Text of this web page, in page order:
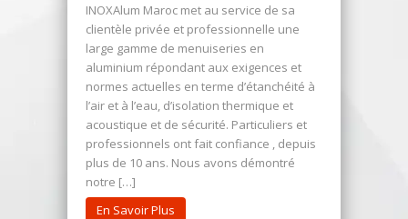
INOXAlum Maroc met au service de sa
clientèle privée et professionnelle une
large gamme de menuiseries en
aluminium répondant aux exigences et
normes actuelles en terme d’étanchéité à
l’air et à l’eau, d’isolation thermique et
acoustique et de sécurité. Particuliers et
professionnels ont fait confiance , depuis
plus de 10 ans. Nous avons démontré
notre […]
En Savoir Plus